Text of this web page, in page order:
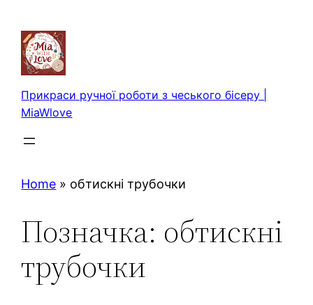
вмісту
Прикраси ручної роботи з чеського бісеру |
MiaWlove
Home » обтискні трубочки
Позначка: обтискні
трубочки